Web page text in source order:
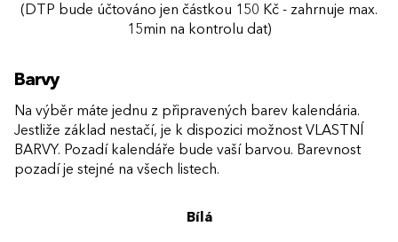
(DTP bude účtováno jen částkou 150 Kč - zahrnuje max.
15min na kontrolu dat)
Barvy
Na výběr máte jednu z připravených barev kalendária.
Jestliže základ nestačí, je k dispozici možnost VLASTNÍ
BARVY. Pozadí kalendáře bude vaší barvou. Barevnost
pozadí je stejné na všech listech.
Bílá